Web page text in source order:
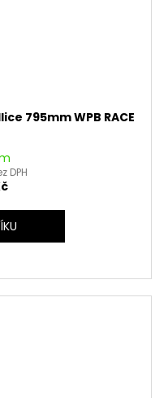
795mm WPB RACE
DPH